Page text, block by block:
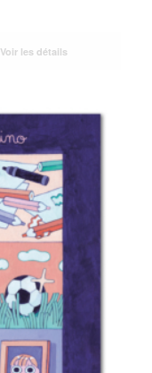
Voir les détails